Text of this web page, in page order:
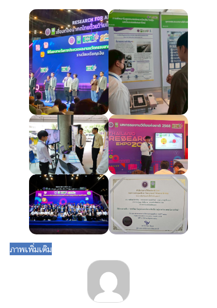
ภาพเพิ่มเติม